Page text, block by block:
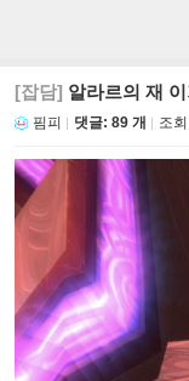
[잡담] 알라르의 재
핌피 댓글: 89 개 조